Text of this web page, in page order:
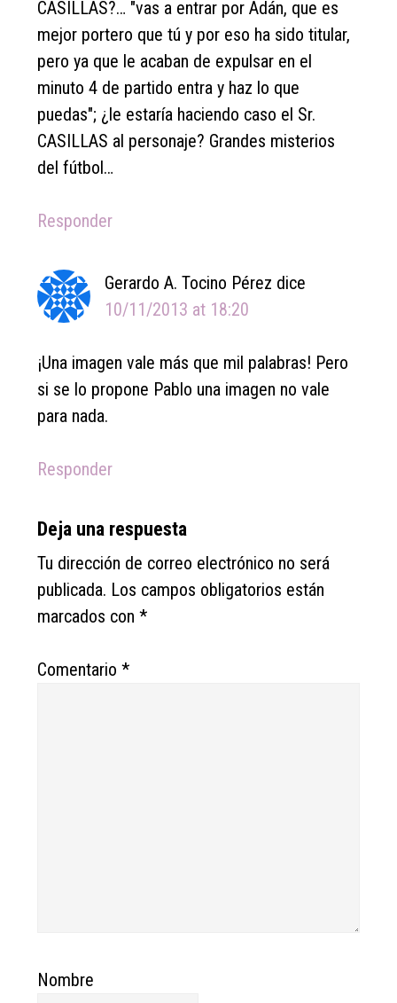
CASILLAS?… "vas a entrar por Adán, que es
mejor portero que tú y por eso ha sido titular,
pero ya que le acaban de expulsar en el
minuto 4 de partido entra y haz lo que
puedas"; ¿le estaría haciendo caso el Sr.
CASILLAS al personaje? Grandes misterios
del fútbol…
Responder
Gerardo A. Tocino Pérez dice
10/11/2013 at 18:20
¡Una imagen vale más que mil palabras! Pero
si se lo propone Pablo una imagen no vale
para nada.
Responder
Deja una respuesta
Tu dirección de correo electrónico no será
publicada. Los campos obligatorios están
marcados con*
Comentario*
Nombre